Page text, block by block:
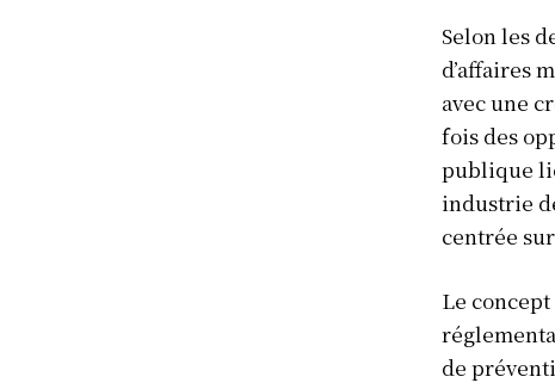
Selon les
d’affaires
avec une
fois des
publique
industrie
centrée
Le
de